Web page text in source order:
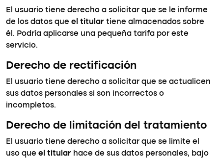
El usuario tiene derecho a solicitar que se le informe
de los datos que el titular tiene almacenados sobre
él. Podría aplicarse una pequeña tarifa por este
servicio.
Derecho de rectificación
El usuario tiene derecho a solicitar que se actualicen
sus datos personales si son incorrectos o
incompletos.
Derecho de limitación del tratamiento
El usuario tiene derecho a solicitar que se limite el
uso que el titular hace de sus datos personales, bajo